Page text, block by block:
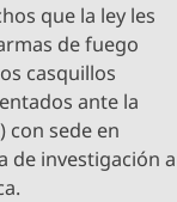
que la ley les
de fuego
casquillos
ante la
con sede en
de investigación a